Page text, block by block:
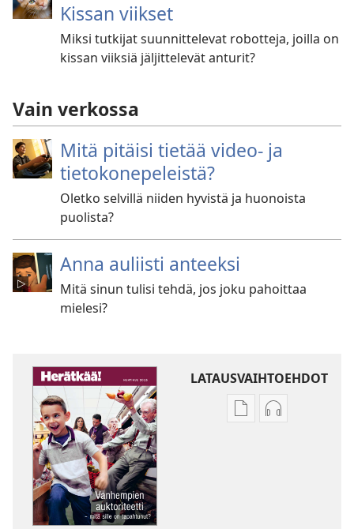
Kissan viikset
Miksi tutkijat suunnittelevat robotteja, joilla on
kissan viiksiä jäljittelevät anturit?
Vain verkossa
Mitä pitäisi tietää video- ja
tietokonepeleistä?
Oletko selvillä niiden hyvistä ja huonoista
puolista?
Anna auliisti anteeksi
Mitä sinun tulisi tehdä, jos joku pahoittaa
mielesi?
LATAUSVAIHTOEHDOT
JulkaisujenÄänitteiden